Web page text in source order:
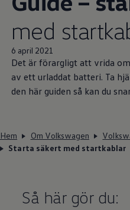
med
6 april 2021
Det är förargligt att vrida
av ett urladdat batteri. Ta
den här guiden så kan du
Hem Om Volkswagen
Starta säkert med startkablar
Så här gör du: